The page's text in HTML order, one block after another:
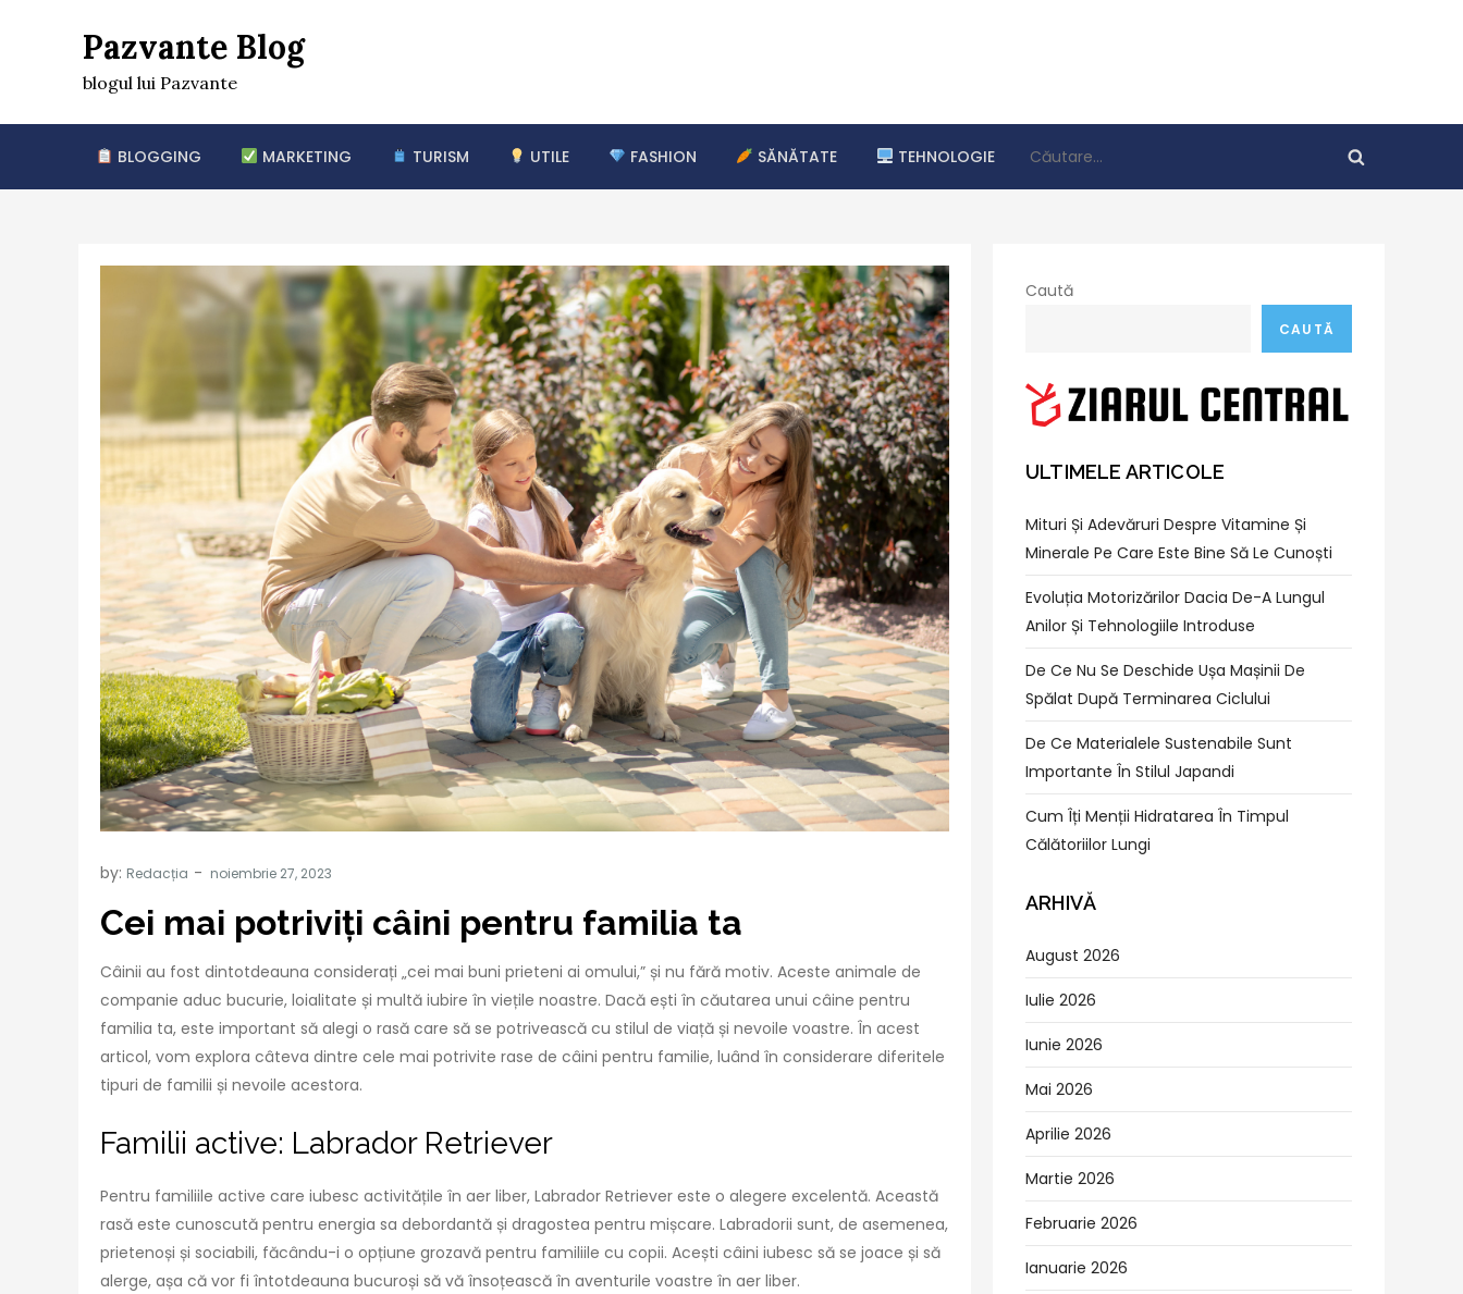
Pazvante Blog
blogul lui Pazvante
BLOGGING MARKETING TURISM UTILE FASHION SĂNĂTATE TEHNOLOGIE
după:
by: Redacția
Cei mai potriviți câini pentru familia ta
Câinii au fost dintotdeauna considerați „cei mai buni prieteni ai omului,” și nu fără motiv. Aceste animale de
companie aduc bucurie, loialitate și multă iubire în viețile noastre. Dacă ești în căutarea unui câine pentru
familia ta, este important să alegi o rasă care să se potrivească cu stilul de viață și nevoile voastre. În acest
articol, vom explora câteva dintre cele mai potrivite rase de câini pentru familie, luând în considerare diferitele
tipuri de familii și nevoile acestora.
Familii active: Labrador Retriever
Pentru familiile active care iubesc activitățile în aer liber, Labrador Retriever este o alegere excelentă. Această
rasă este cunoscută pentru energia sa debordantă și dragostea pentru mișcare. Labradorii sunt, de asemenea,
prietenoși și sociabili, făcându-i o opțiune grozavă pentru familiile cu copii. Acești câini iubesc să se joace și să
alerge, așa că vor fi întotdeauna bucuroși să vă însoțească în aventurile voastre în aer liber.
Caută
CAUTĂ
ULTIMELE ARTICOLE
Mituri Și Adevăruri Despre Vitamine Și
Minerale Pe Care Este Bine Să Le Cunoști
Evoluția Motorizărilor Dacia De-A Lungul
Anilor Și Tehnologiile Introduse
De Ce Nu Se Deschide Ușa Mașinii De
Spălat După Terminarea Ciclului
De Ce Materialele Sustenabile Sunt
Importante În Stilul Japandi
Cum Îți Menții Hidratarea În Timpul
Călătoriilor Lungi
ARHIVĂ
August 2026
Iulie 2026
Iunie 2026
Mai 2026
Aprilie 2026
Martie 2026
Februarie 2026
Ianuarie 2026